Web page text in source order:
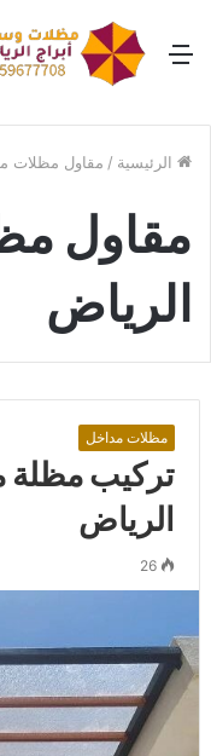
القائمة
الرئيسية / مقاول مظلات
مقاول
الرياض
مظلات مداخل
تركيب مظلة
الرياض
26